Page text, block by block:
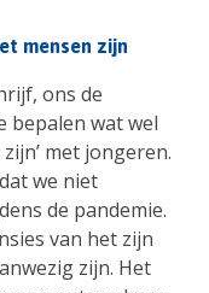
mensen zijn
ons de
bepalen wat wel
met jongeren.
we niet
de pandemie.
van het zijn
zijn. Het